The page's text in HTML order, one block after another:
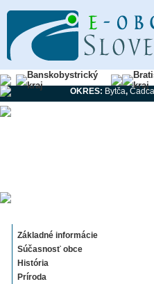
Banskobystrický
kraj
kraj
OKRES: Bytča, Čadca
Základné informácie
Súčasnosť obce
História
Príroda